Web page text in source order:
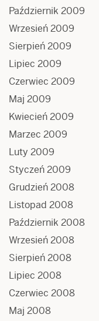
Październik 2009
Wrzesień 2009
Sierpień 2009
Lipiec 2009
Czerwiec 2009
Maj 2009
Kwiecień 2009
Marzec 2009
Luty 2009
Styczeń 2009
Grudzień 2008
Listopad 2008
Październik 2008
Wrzesień 2008
Sierpień 2008
Lipiec 2008
Czerwiec 2008
Maj 2008